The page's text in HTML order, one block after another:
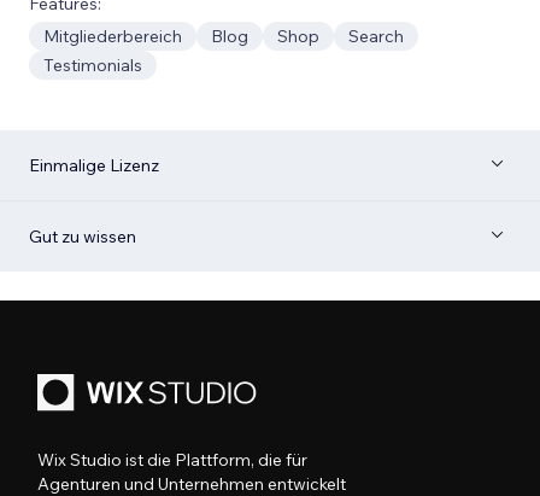
Mitgliederbereich
Blog Shop
Search
Testimonials
Einmalige Lizenz
Gut zu wissen
Wix Studio ist die Plattform, die für
Agenturen und Unternehmen entwickelt